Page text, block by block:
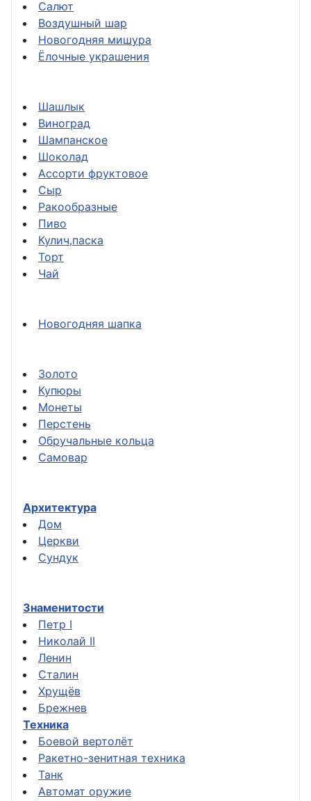
Салют
Воздушный шар
Новогодняя мишура
Ёлочные украшения
Шашлык
Виноград
Шампанское
Шоколад
Ассорти фруктовое
Сыр
Ракообразные
Пиво
Кулич,паска
Торт
Чай
Новогодняя шапка
Золото
Купюры
Монеты
Перстень
Обручальные кольца
Самовар
Архитектура
Дом
Церкви
Сундук
Знаменитости
Петр I
Николай II
Ленин
Сталин
Хрущёв
Брежнев
Техника
Боевой вертолёт
Ракетно-зенитная техника
Танк
Автомат оружие